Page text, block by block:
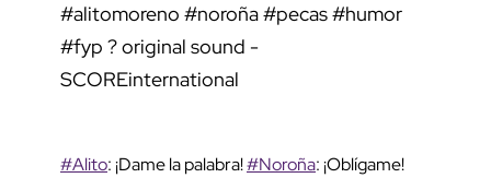
#alitomoreno #noroña#pecas#humor
#fyp ? original sound -
SCOREinternational
#Alito: ¡Dame la palabra!#Noroña: ¡Oblígame!